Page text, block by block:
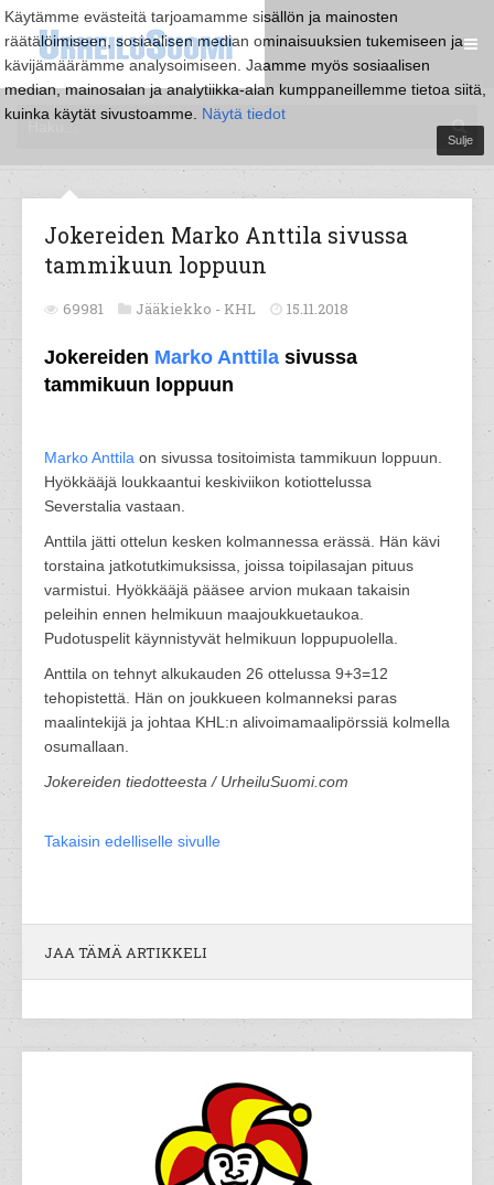
Käytämme evästeitä tarjoamamme sisällön ja mainosten
räätälöimiseen, sosiaalisen median ominaisuuksien tukemiseen ja
kävijämäärämme analysoimiseen. Jaamme myös sosiaalisen
median, mainosalan ja analytiikka-alan kumppaneillemme tietoa siitä,
kuinka käytät sivustoamme. Näytä tiedot
Sulje
Jokereiden Marko Anttila sivussa
tammikuun loppuun
69981 Jääkiekko - KHL 15.11.2018
Jokereiden Marko Anttila sivussa
tammikuun loppuun
Marko Anttila on sivussa tositoimista tammikuun loppuun.
Hyökkääjä loukkaantui keskiviikon kotiottelussa
Severstalia vastaan.
Anttila jätti ottelun kesken kolmannessa erässä. Hän kävi
torstaina jatkotutkimuksissa, joissa toipilasajan pituus
varmistui. Hyökkääjä pääsee arvion mukaan takaisin
peleihin ennen helmikuun maajoukkuetaukoa.
Pudotuspelit käynnistyvät helmikuun loppupuolella.
Anttila on tehnyt alkukauden 26 ottelussa 9+3=12
tehopistettä. Hän on joukkueen kolmanneksi paras
maalintekijä ja johtaa KHL:n alivoimamaalipörssiä kolmella
osumallaan.
Jokereiden tiedotteesta / UrheiluSuomi.com
Takaisin edelliselle sivulle
JAA TÄMÄ ARTIKKELI